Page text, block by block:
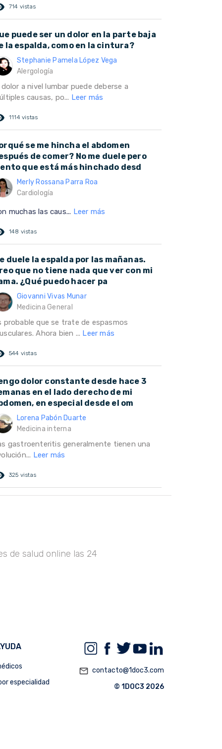
714 vistas
puede ser un dolor en la parte baja
la espalda, como en la cintura?
Stephanie Pamela López Vega
Alergología
dolor a nivel lumbar puede deberse a
causas, po... Leer más
1114 vistas
se me hincha el abdomen
de comer? No me duele pero
que está más hinchado desd
Merly Rossana Parra Roa
Cardiología
muchas las caus... Leer más
148 vistas
duele la espalda por las mañanas.
que no tiene nada que ver con mi
¿Qué puedo hacer pa
Giovanni Vivas Munar
Medicina General
probable que se trate de espasmos
Ahora bien ... Leer más
544 vistas
dolor constante desde hace 3
en el lado derecho de mi
en especial desde el om
Lorena Pabón Duarte
Medicina interna
gastroenteritis generalmente tienen una
Leer más
325 vistas
de salud online las 24
especialidad
mail_outline contacto@1doc3.com
© 1DOC3 2026